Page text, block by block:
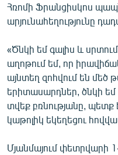
ԱՐԽԻՎ
ՏԵՍԱՆՅՈՒԹԵՐ
ԲԱՆԱՎԵՃ
ՁԳՏԵԼՈՎ ԼԱՎԱԳՈՒՅՆԻՆ
ՓՈԴՔԱՍԹ
Հայերեն
English
Հռոմի Ֆրանցիսկոս
արյունահեղությունը
«Ծնկի եմ գալիս և
աղոթում եմ, որ
այնտեղ զոհվում են մեծ
երիտասարդներ, ծնկի եմ
տվեք բռնությանը, պետք
կաթոլիկ եկեղեցու
Մյանմայում փետրվարի